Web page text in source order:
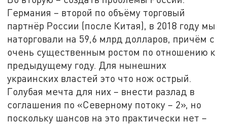
Германия – второй по объёму торговый
партнёр России (после Китая), в 2018 году мы
наторговали на 59,6 млрд долларов, причём с
очень существенным ростом по отношению к
предыдущему году. Для нынешних
украинских властей это что нож острый.
Голубая мечта для них – внести разлад в
соглашения по «Северному потоку – 2», но
поскольку шансов на это практически нет –